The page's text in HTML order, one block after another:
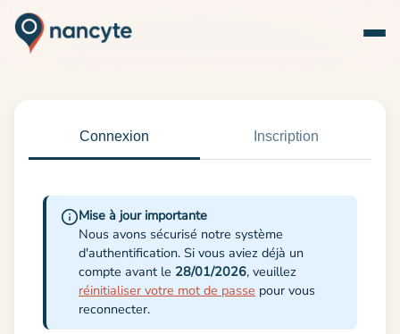
Connexion Inscription
Mise à jour importante
Nous avons sécurisé notre système
d'authentification. Si vous aviez déjà un
compte avant le 28/01/2026, veuillez
réinitialiser votre mot de passe pour vous
reconnecter.